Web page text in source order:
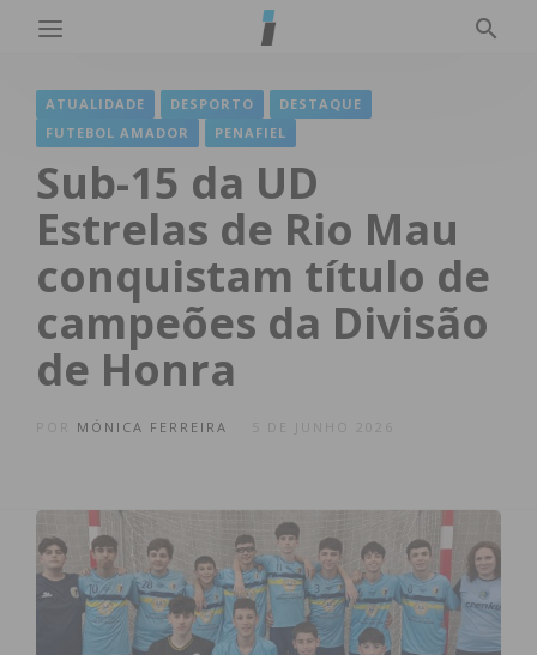
ATUALIDADE DESPORTO
DESTAQUE
FUTEBOL AMADOR
PENAFIEL
Sub-15 da UD
Estrelas de Rio Mau
conquistam título de
campeões da Divisão
de Honra
MÓNICA FERREIRA